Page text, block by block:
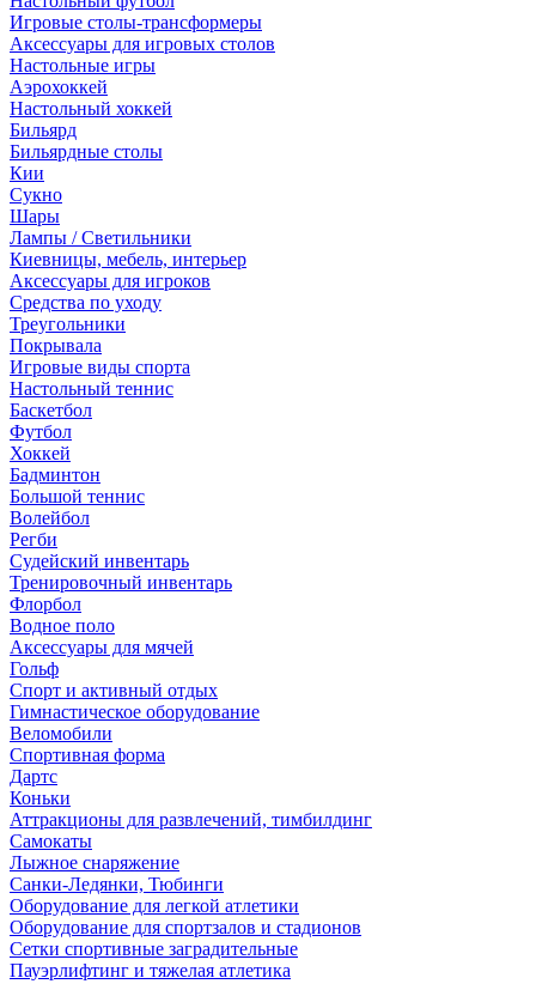
Игровые столы-трансформеры
Аксессуары для игровых столов
Настольные игры
Аэрохоккей
Настольный хоккей
Бильярд
Бильярдные столы
Кии
Сукно
Шары
Лампы / Светильники
Киевницы, мебель, интерьер
Аксессуары для игроков
Средства по уходу
Треугольники
Покрывала
Игровые виды спорта
Настольный теннис
Баскетбол
Футбол
Хоккей
Бадминтон
Большой теннис
Волейбол
Регби
Судейский инвентарь
Тренировочный инвентарь
Флорбол
Водное поло
Аксессуары для мячей
Гольф
Спорт и активный отдых
Гимнастическое оборудование
Веломобили
Спортивная форма
Дартс
Коньки
Аттракционы для развлечений, тимбилдинг
Самокаты
Лыжное снаряжение
Санки-Ледянки, Тюбинги
Оборудование для легкой атлетики
Оборудование для спортзалов и стадионов
Сетки спортивные заградительные
Пауэрлифтинг и тяжелая атлетика